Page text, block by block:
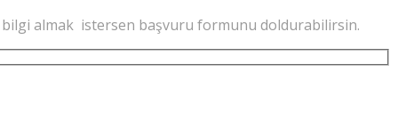
bilgi almak istersen başvuru formunu doldurabilirsin.